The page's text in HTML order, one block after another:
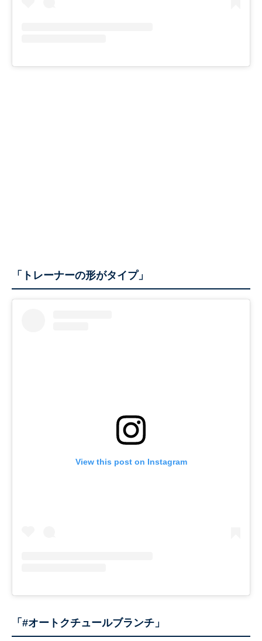
「トレーナーの形がタイプ」
View this post on Instagram
「#オートクチュールブランチ」